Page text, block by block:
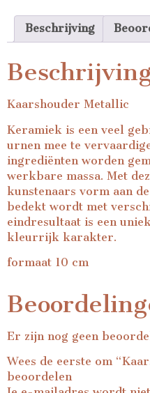
Beschrijving
Kaarshouder Metallic
Keramiek is een veel
urnen mee te
ingrediënten worden
werkbare massa. Met
kunstenaars vorm aan
bedekt wordt met
eindresultaat is een
kleurrijk karakter.
formaat 10 cm
Er zijn nog geen
Wees de eerste om
beoordelen